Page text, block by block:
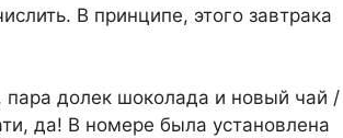
В принципе, этого завтрака
пара долек шоколада и новый чай /
да! В номере была установлена